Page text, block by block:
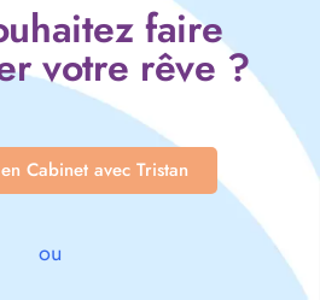
faire
votre rêve ?
Cabinet avec Tristan
ou